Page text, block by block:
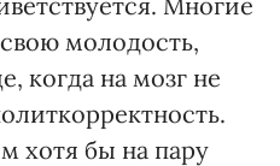
молодость,
когда на мозг не
хотя бы на пару